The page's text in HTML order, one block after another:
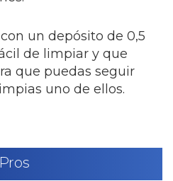
un depósito de 0,5
de limpiar y que
que puedas seguir
uno de ellos.
Pros